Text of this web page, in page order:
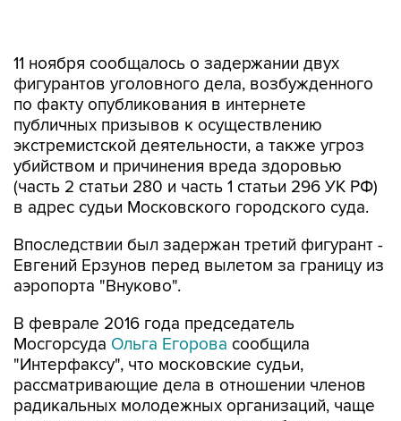
по факту опубликования в интернете
публичных призывов к осуществлению
экстремистской деятельности, а также угроз
убийством и причинения вреда здоровью
(часть 2 статьи 280 и часть 1 статьи 296 УК РФ)
в адрес судьи Московского городского суда.
Впоследствии был задержан третий фигурант -
аэропорта "Внуково".
В феврале 2016 года председатель
"Интерфаксу", что московские судьи,
рассматривающие дела в отношении членов
радикальных молодежных организаций, чаще
других своих коллег становятся объектами
угроз и вынуждены жить под охраной.